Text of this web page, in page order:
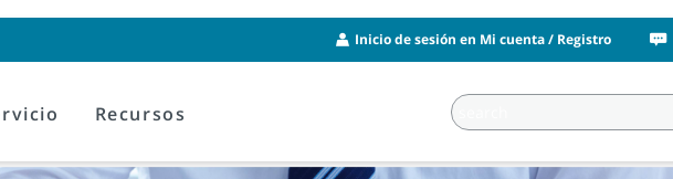
Inicio de sesión en Mi cuenta / Registro
Recursos